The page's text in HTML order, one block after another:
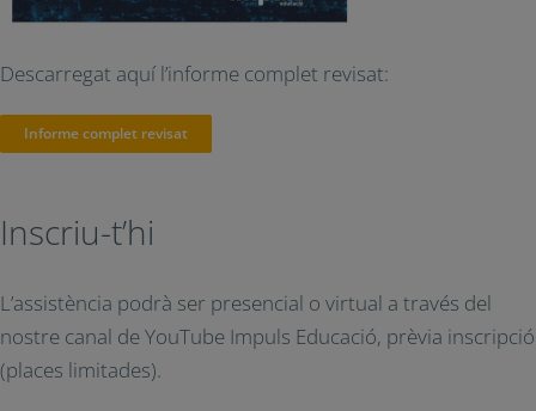
Descarregat aquí l’informe complet revisat:
Informe complet revisat
Inscriu-t’hi
L’assistència podrà ser presencial o virtual a través del
nostre canal de YouTube Impuls Educació, prèvia inscripció
(places limitades).